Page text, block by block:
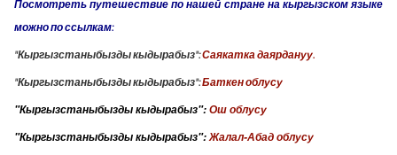
Посмотреть путешествие по нашей стране на кыргызском языке
можно по ссылкам:
"Кыргызстаныбызды кыдырабыз":Саякатка даярдануу.
"Кыргызстаныбызды кыдырабыз":Баткен облусу
"Кыргызстаныбызды кыдырабыз":Ош облусу
"Кыргызстаныбызды кыдырабыз":Жалал-Абад облусу